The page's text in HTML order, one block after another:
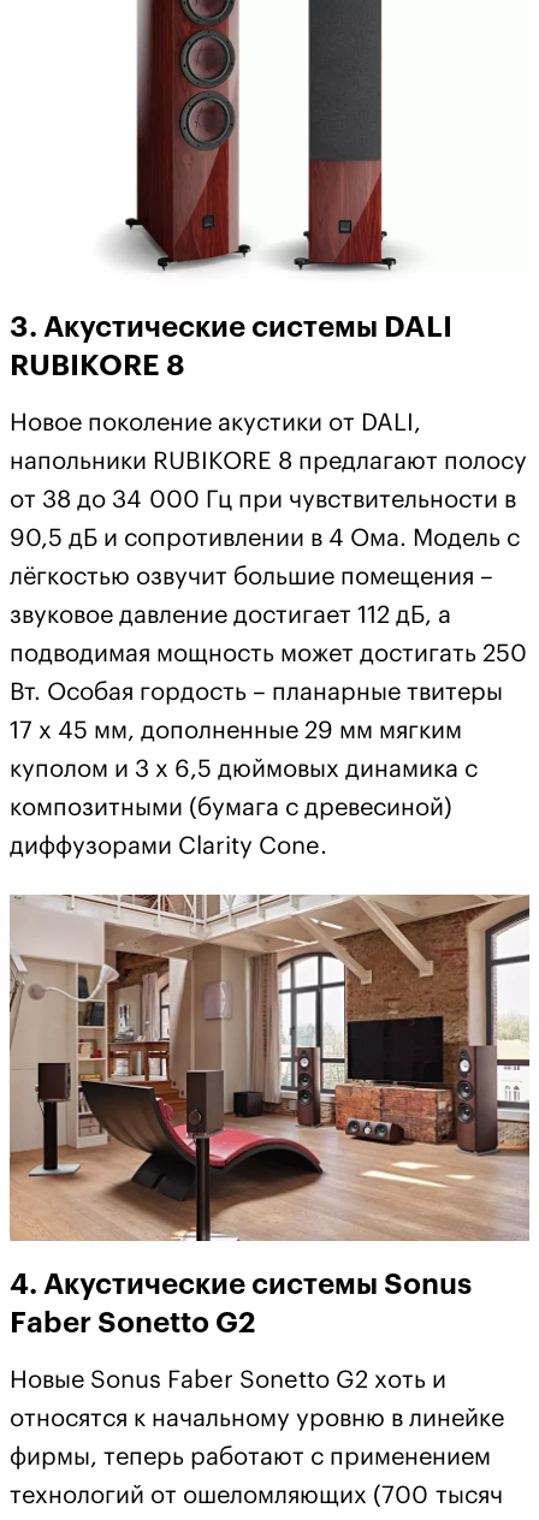
3. Акустические системы DALI
RUBIKORE 8
Новое поколение акустики от DALI,
напольники RUBIKORE 8 предлагают полосу
от 38 до 34 000 Гц при чувствительности в
90,5 дБ и сопротивлении в 4 Ома. Модель с
лёгкостью озвучит большие помещения –
звуковое давление достигает 112 дБ, а
подводимая мощность может достигать 250
Вт. Особая гордость – планарные твитеры
17 x 45 мм, дополненные 29 мм мягким
куполом и 3 x 6,5 дюймовых динамика с
композитными (бумага с древесиной)
диффузорами Clarity Cone.
4. Акустические системы Sonus
Faber Sonetto G2
Новые Sonus Faber Sonetto G2 хоть и
относятся к начальному уровню в линейке
фирмы, теперь работают с применением
технологий от ошеломляющих (700 тысяч